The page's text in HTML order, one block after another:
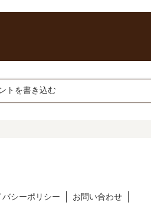
トを書き込む
バシーポリシー お問い合わせ